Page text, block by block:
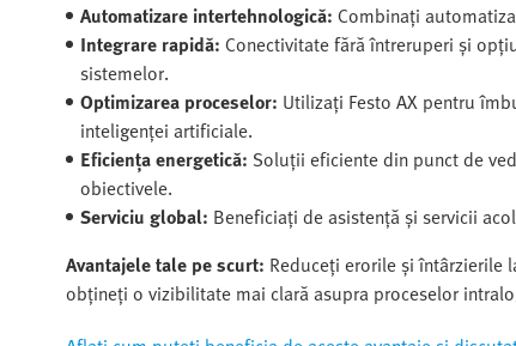
Automatizare intertehnologică: Combinați
Integrare rapidă: Conectivitate fără întreruperi și
sistemelor.
Optimizarea proceselor: Utilizați Festo AX pentru
inteligenței artificiale.
Eficiența energetică: Soluții eficiente din punct de
obiectivele.
Serviciu global: Beneficiați de asistență și servicii
Avantajele tale pe scurt: Reduceți erorile și întârzierile
obțineți o vizibilitate mai clară asupra proceselor